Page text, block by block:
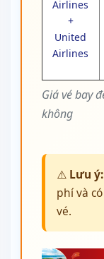
Giá vé bay
không
Airlines
+
United
Airlines
⚠️ Lưu ý:
phí và
vé.